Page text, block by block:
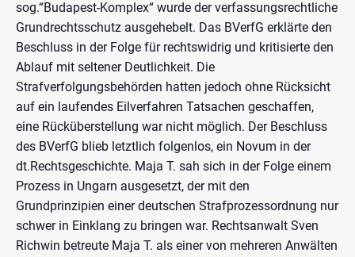
sog.“Budapest-Komplex“ wurde der verfassungsrechtliche
Grundrechtsschutz ausgehebelt. Das BVerfG erklärte den
Beschluss in der Folge für rechtswidrig und kritisierte den
Ablauf mit seltener Deutlichkeit. Die
Strafverfolgungsbehörden hatten jedoch ohne Rücksicht
auf ein laufendes Eilverfahren Tatsachen geschaffen,
eine Rücküberstellung war nicht möglich. Der Beschluss
des BVerfG blieb letztlich folgenlos, ein Novum in der
dt.Rechtsgeschichte. Maja T. sah sich in der Folge einem
Prozess in Ungarn ausgesetzt, der mit den
Grundprinzipien einer deutschen Strafprozessordnung nur
schwer in Einklang zu bringen war. Rechtsanwalt Sven
Richwin betreute Maja T. als einer von mehreren Anwälten